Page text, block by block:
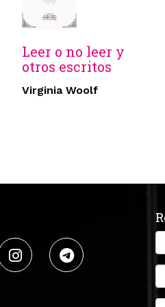
Leer o no leer y
otros escritos
Virginia Woolf